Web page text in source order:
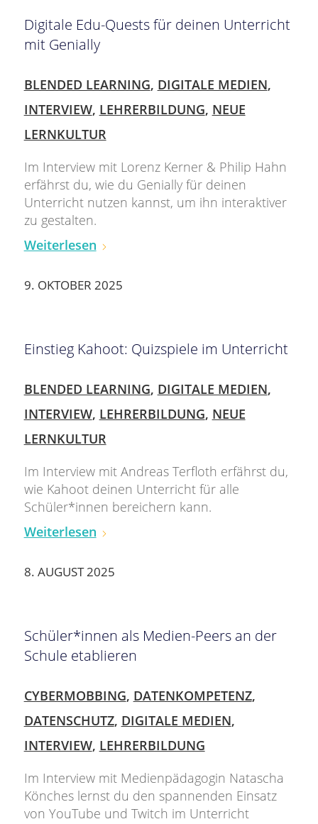
Digitale Edu-Quests für deinen Unterricht
mit Genially
BLENDED LEARNING, DIGITALE MEDIEN,
INTERVIEW, LEHRERBILDUNG, NEUE
LERNKULTUR
Im Interview mit Lorenz Kerner & Philip Hahn
erfährst du, wie du Genially für deinen
Unterricht nutzen kannst, um ihn interaktiver
zu gestalten.
Weiterlesen
9. OKTOBER 2025
Einstieg Kahoot: Quizspiele im Unterricht
BLENDED LEARNING, DIGITALE MEDIEN,
INTERVIEW, LEHRERBILDUNG, NEUE
LERNKULTUR
Im Interview mit Andreas Terfloth erfährst du,
wie Kahoot deinen Unterricht für alle
Schüler*innen bereichern kann.
Weiterlesen
8. AUGUST 2025
Schüler*innen als Medien-Peers an der
Schule etablieren
CYBERMOBBING, DATENKOMPETENZ,
DATENSCHUTZ, DIGITALE MEDIEN,
INTERVIEW, LEHRERBILDUNG
Im Interview mit Medienpädagogin Natascha
Könches lernst du den spannenden Einsatz
von YouTube und Twitch im Unterricht